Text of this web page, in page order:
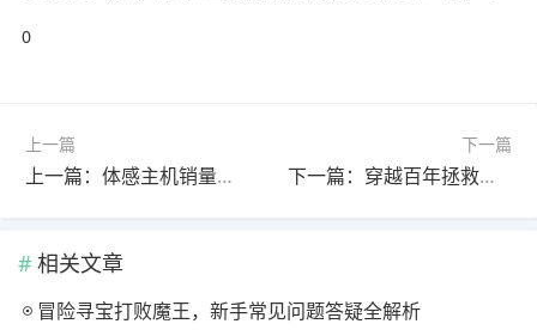
0
上一篇
上一篇：体感主机销量超越Xbox，它靠三大秘密武器抢占家庭市场
下一篇
下一篇：穿越百年拯救末日，吸血鬼猎人竟然要改变历史？
相关文章
冒险寻宝打败魔王，新手常见问题答疑全解析